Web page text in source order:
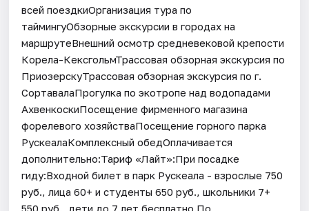
всей поездкиОрганизация тура по
таймингуОбзорные экскурсии в городах на
маршрутеВнешний осмотр средневековой крепости
Корела-КексгольмТрассовая обзорная экскурсия по
ПриозерскуТрассовая обзорная экскурсия по г.
СортавалаПрогулка по экотропе над водопадами
АхвенкоскиПосещение фирменного магазина
форелевого хозяйстваПосещение горного парка
РускеалаКомплексный обедОплачивается
дополнительно:Тариф «Лайт»:При посадке
гиду:Входной билет в парк Рускеала - взрослые 750
руб., лица 60+ и студенты 650 руб., школьники 7+
550 руб., дети до 7 лет бесплатно.По